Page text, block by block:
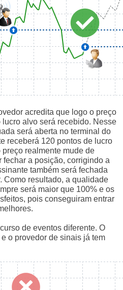
acredita que logo o preço
alvo será recebido. Nesse
será aberta no terminal do
receberá 120 pontos de lucro
realmente mude de
fechar a posição, corrigindo a
também será fechada
Como resultado, a qualidade
será maior que 100% e os
pois conseguiram entrar
de eventos diferente. O
o provedor de sinais já tem